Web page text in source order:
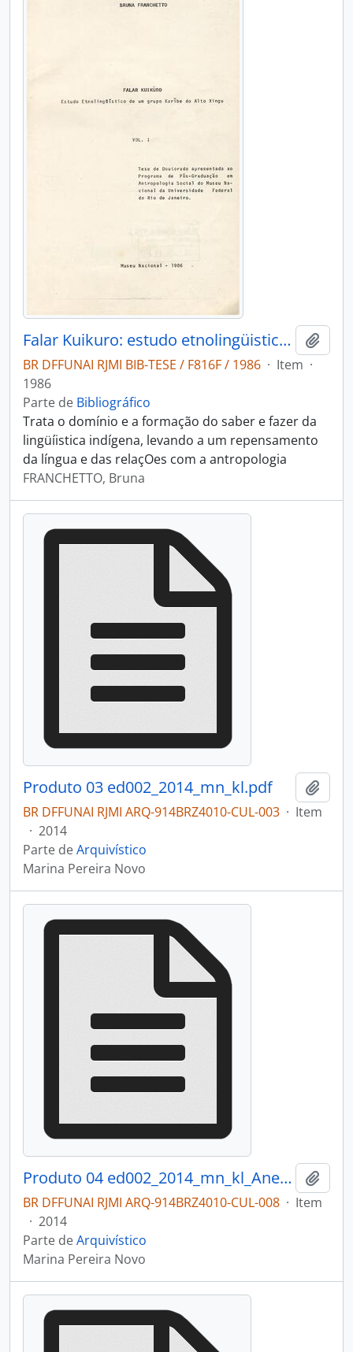
Falar Kuikuro: estudo etnolingüistico de um grupo Karibe do Alto Xingu
BR DFFUNAI RJMI BIB-TESE / F816F / 1986 · Item ·
1986
Parte de Bibliográfico
Trata o domínio e a formação do saber e fazer da
lingüíistica indígena, levando a um repensamento
da língua e das relaçOes com a antropologia
FRANCHETTO, Bruna
Produto 03 ed002_2014_mn_kl.pdf
BR DFFUNAI RJMI ARQ-914BRZ4010-CUL-003 · Item
· 2014
Parte deArquivístico
Marina Pereira Novo
Produto 04 ed002_2014_mn_kl_AnexoII__Mostra_fotografica.pdf
BR DFFUNAI RJMI ARQ-914BRZ4010-CUL-008 · Item
· 2014
Parte deArquivístico
Marina Pereira Novo